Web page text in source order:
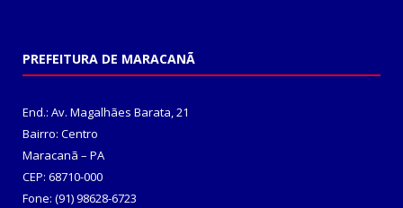
PREFEITURA DE MARACANÃ
End.: Av. Magalhães Barata, 21
Bairro: Centro
Maracanã – PA
CEP: 68710-000
Fone: (91) 98628-6723